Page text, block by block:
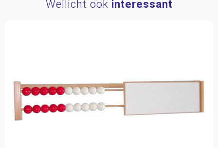
Wellicht ook interessant